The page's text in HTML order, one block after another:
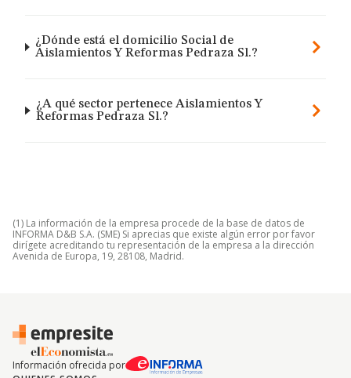
¿Dónde está el domicilio Social de
Aislamientos Y Reformas Pedraza Sl.?
¿A qué sector pertenece Aislamientos Y
Reformas Pedraza Sl.?
(1) La información de la empresa procede de la base de datos de
INFORMA D&B S.A. (SME) Si aprecias que existe algún error por favor
dirígete acreditando tu representación de la empresa a la dirección
Avenida de Europa, 19, 28108, Madrid.
Información ofrecida por